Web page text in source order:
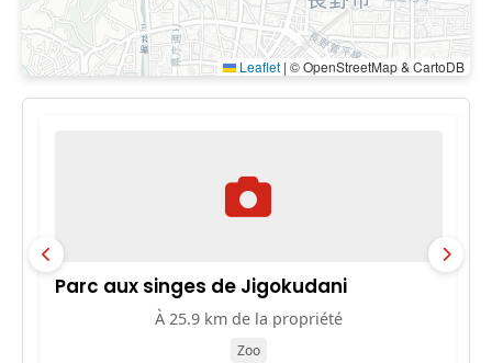
Leaflet | © OpenStreetMap & CartoDB
Parc aux singes de Jigokudani
À 25.9 km de la propriété
Zoo